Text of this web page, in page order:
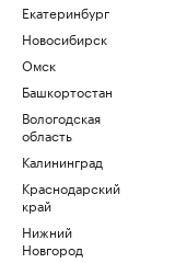
Екатеринбург
Новосибирск
Омск
Башкортостан
Вологодская
область
Калининград
Краснодарский
край
Нижний
Новгород